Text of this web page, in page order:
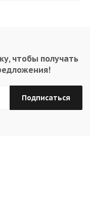
чтобы получать